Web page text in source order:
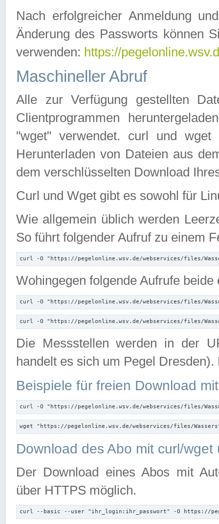
Nach erfolgreicher Anmeldung
Änderung des Passworts können
verwenden: https://
Maschineller Abruf
Alle zur Verfügung gestellten
Clientprogrammen
"wget" verwendet. curl und wget
Herunterladen von Dateien aus
dem verschlüsselten Download
Curl und Wget gibt es sowohl für
Wie allgemein üblich werden
So führt folgender Aufruf zu einem
curl -O "https://pegelonline.wsv.de/webservices/files/
Wohingegen folgende Aufrufe beide
curl -O "https://pegelonline.wsv.de/webservices/files/
curl -O "https://pegelonline.wsv.de/webservices/files/
Die Messstellen werden in der
handelt es sich um Pegel
Beispiele für freien Download
curl -O "https://pegelonline.wsv.de/webservices/files/
wget "https://pegelonline.wsv.de/webservices/files/
Download des Abo mit curl/
Der Download eines Abos mit
über HTTPS möglich.
curl --basic --user "ihr_login:ihr_passwort" -O https://